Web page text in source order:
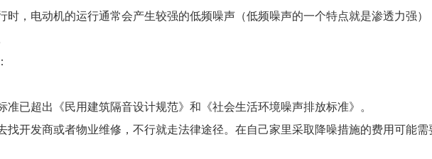
时，电动机的运行通常会产生较强的低频噪声（低频噪声的一个特点就是渗透力强
准已超出《民用建筑隔音设计规范》和《社会生活环境噪声排放标准》。
找开发商或者物业维修，不行就走法律途径。在自己家里采取降噪措施的费用可能需